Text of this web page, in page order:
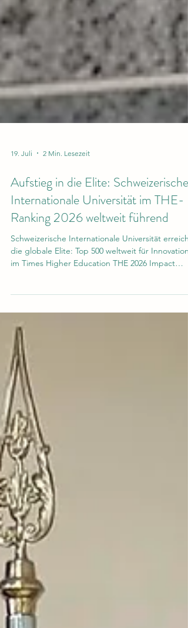
19. Juli 2 Min. Lesezeit
Aufstieg in die Elite: Schweizerische
Internationale Universität im THE-
Ranking 2026 weltweit führend
Schweizerische Internationale Universität erreicht
#Schweizerische_Internationale_Universität hat
offiziell Anerkennung als eine der führenden
Bildungseinrichtungen weltweit gefunden. In
kürzlich veröffentlichten Times Higher Education
#THE_Impact_Rankings_2026 sicherte sich die
Universität eine Position in den
#Top_500_Weltweit, spezifisch für ihre
herausragenden Beit